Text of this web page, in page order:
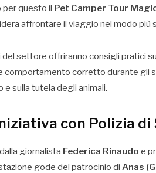
per questo il Pet Camper Tour
affrontare il viaggio nel modo più
settore offriranno consigli pratici
comportamento corretto durante gli
e sulla tutela degli animali.
con Polizia
giornalista Federica Rinaudo e
gode del patrocinio di Anas